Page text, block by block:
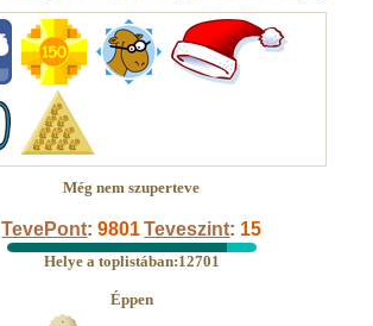
Még nem szuperteve
TevePont:9801 Teveszint: 15
Helye a toplistában:12701
Éppen